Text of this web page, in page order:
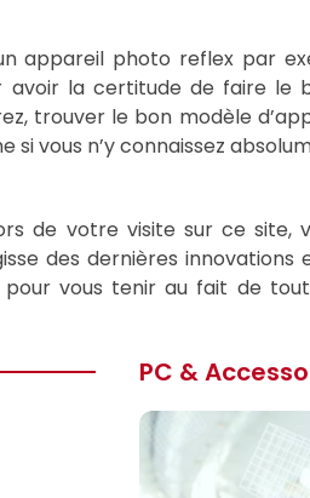
appareil photo reflex par
avoir la certitude de faire le
trouver le bon modèle
vous n’y connaissez
de votre visite sur ce site,
des dernières
vous tenir au fait de
PC &